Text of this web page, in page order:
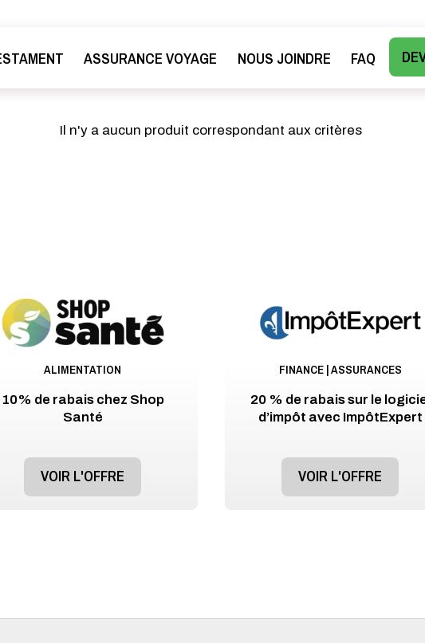
ASSURANCE VOYAGE NOUS JOINDRE FAQ
Il n'y a aucun produit correspondant aux critères
ALIMENTATION
10% de rabais chez Shop
Santé
VOIR L'OFFRE
FINANCE | ASSURANCES
20 % de rabais sur le
d’impôt avec ImpôtExpert
VOIR L'OFFRE